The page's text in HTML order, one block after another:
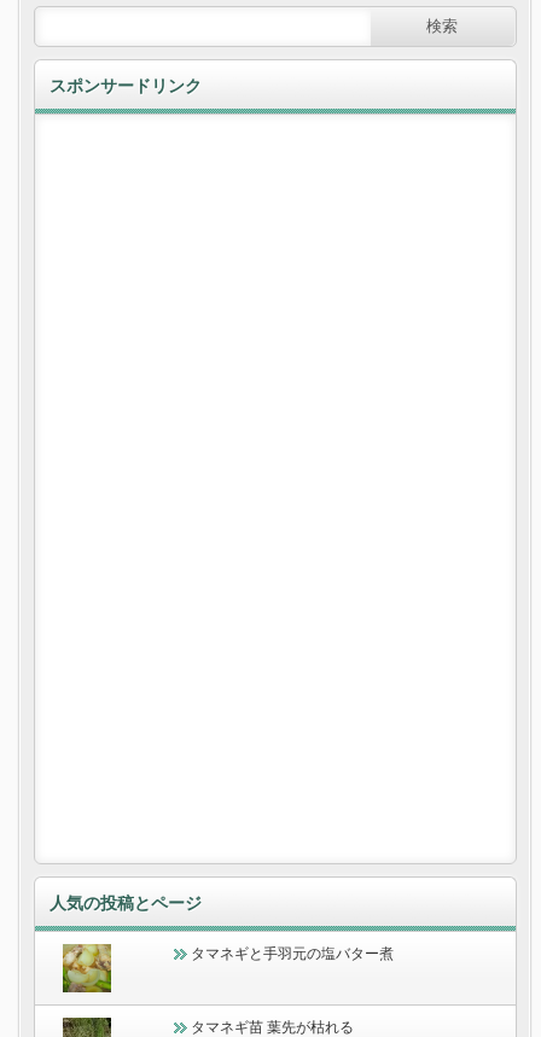
スポンサードリンク
人気の投稿とページ
タマネギと手羽元の塩バター煮
タマネギ苗 葉先が枯れる